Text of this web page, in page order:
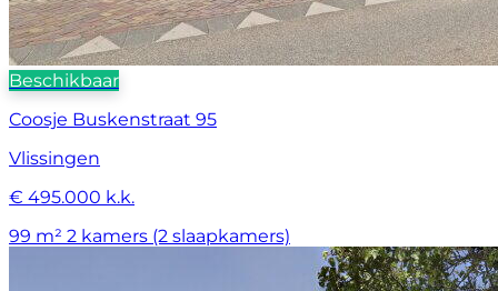
Beschikbaar
Coosje Buskenstraat 95
Vlissingen
€ 495.000 k.k.
99 m² 2 kamers (2 slaapkamers)